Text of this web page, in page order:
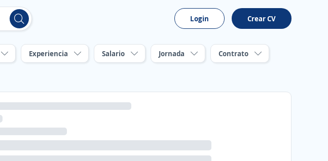
Login Crear CV
Experiencia Salario Jornada Contrato